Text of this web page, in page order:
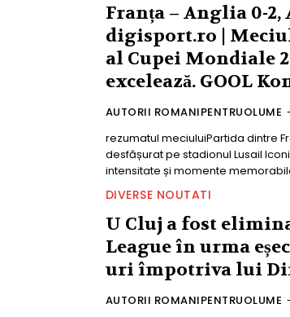
Franța – Anglia 0-2,
digisport.ro |
al Cupei Mondiale
excelează. GOOL
AUTORII ROMANIPENTRUOLUME
rezumatul meciuluiPartida dintre
desfășurat pe stadionul Lusail
intensitate și momente
DIVERSE NOUTATI
U Cluj a fost
League în urma
uri împotriva lui
AUTORII ROMANIPENTRUOLUME